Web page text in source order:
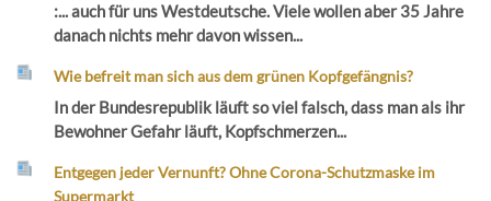
:... auch für uns Westdeutsche. Viele wollen aber 35 Jahre
danach nichts mehr davon wissen...
Wie befreit man sich aus dem grünen Kopfgefängnis?
In der Bundesrepublik läuft so viel falsch, dass man als ihr
Bewohner Gefahr läuft, Kopfschmerzen...
Entgegen jeder Vernunft? Ohne Corona-Schutzmaske im
Supermarkt